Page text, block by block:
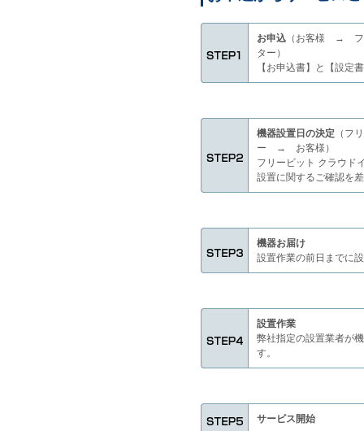
お申込 （お客様 → フ
ター）
【お申込書】と【設定
機器設置日の決定 （フ
ー → お客様）
フリービット クラウド
設置に関するご確認を
機器お届け
設置作業の前日までに
設置作業
弊社指定の設置業者が
す。
サービス開始